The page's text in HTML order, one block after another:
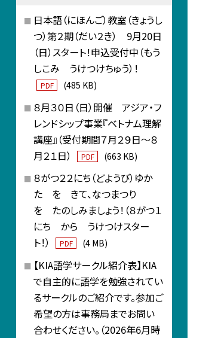
日本語（にほんご）教室（きょうし
つ）第２期（だい２き） 9月20日
（日）スタート！申込受付中（もう
しこみ うけつけちゅう）！
PDF (485 KB)
８月３０日（日）開催 アジア・フ
レンドシップ事業『ベトナム理解
講座』（受付期間７月２９日～８
月２１日）
PDF (663 KB)
８がつ２２にち（どようび）ゆか
た を きて、なつまつり
を たのしみましょう！（８がつ１
にち から うけつけスター
ト！）
PDF (4 MB)
【KIA語学サークル紹介表】KIA
で自主的に語学を勉強されてい
るサークルのご紹介です。参加ご
希望の方は事務局までお問い
合わせください。（2026年6月時